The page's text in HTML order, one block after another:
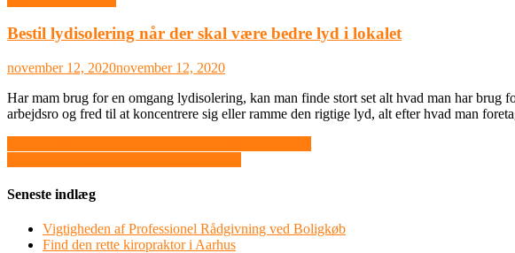
Bestil lydisolering når der skal være bedre lyd i lokalet
november 12, 2020november 12, 2020
Har mam brug for en omgang lydisolering, kan man finde stort set alt hvad man har
arbejdsro og fred til at koncentrere sig eller ramme den rigtige lyd, alt efter hvad man
Indlægsnavigation
Seneste indlæg
Vigtigheden af Professionel Rådgivning ved Boligkøb
Find den rette kiropraktor i Aarhus